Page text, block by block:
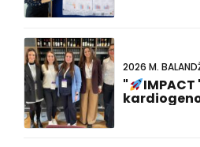
2026 M.
" IMPACT